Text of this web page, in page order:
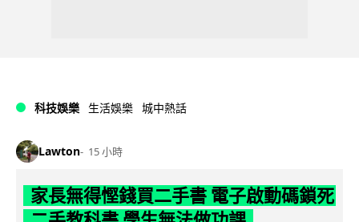
科技娛樂 生活娛樂 城中熱話
Lawton 15 小時
家長無得慳錢買二手書 電子啟動碼鎖死